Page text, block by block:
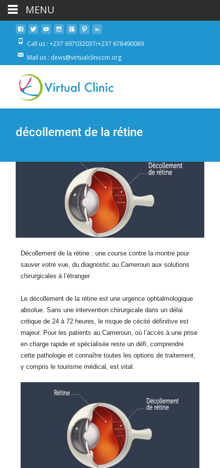
Call us : +237 697032037/+237 678490089
Mail us : devis@virtualcliniccm.org
décollement de la rétine
Décollement de la rétine : une course contre la montre pour
sauver votre vue, du diagnostic au Cameroun aux solutions
chirurgicales à l’étranger
Le décollement de la rétine est une urgence ophtalmologique
absolue. Sans une intervention chirurgicale dans un délai
critique de 24 à 72 heures, le risque de cécité définitive est
majeur. Pour les patients au Cameroun, où l’accès à une prise
en charge rapide et spécialisée reste un défi, comprendre
cette pathologie et connaître toutes les options de traitement,
y compris le tourisme médical, est vital.
MENU